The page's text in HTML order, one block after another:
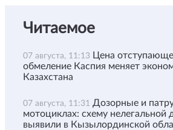
Читаемое
07 августа, 11:13 Цена
обмеление Каспия меняет
Казахстана
07 августа, 11:31 Дозорные и
мотоциклах: схему нелегальной
выявили в Кызылординской